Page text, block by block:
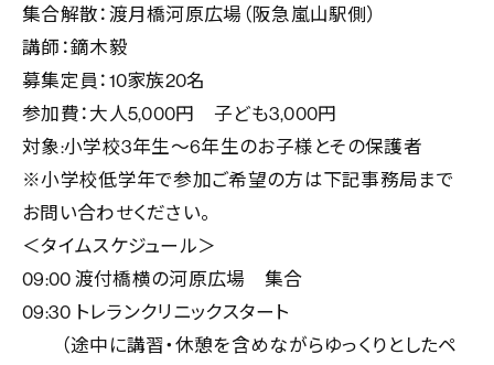
集合解散：渡月橋河原広場（阪急嵐山駅側）
講師：鏑木毅
募集定員：10家族20名
参加費：大人5,000円 子ども3,000円
対象:小学校3年生～6年生のお子様とその保護者
※小学校低学年で参加ご希望の方は下記事務局まで
お問い合わせください。
＜タイムスケジュール＞
09:00 渡付橋横の河原広場 集合
09:30 トレランクリニックスタート
（途中に講習・休憩を含めながらゆっくりとしたペ